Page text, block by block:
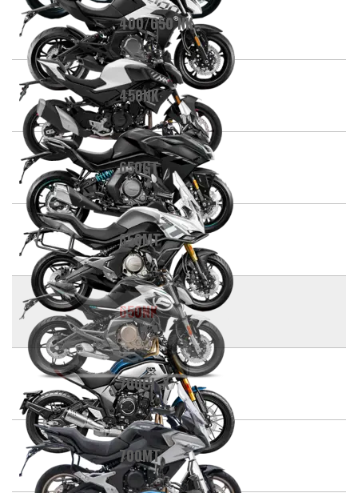
400/650 NK
450NK
650GT
650MT
650NK
700CL-X
700MT